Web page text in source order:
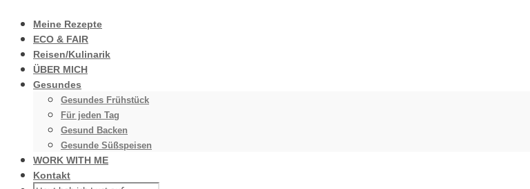
Meine Rezepte
ECO & FAIR
Reisen/Kulinarik
ÜBER MICH
Gesundes
Gesundes Frühstück
Für jeden Tag
Gesund Backen
Gesunde Süßspeisen
WORK WITH ME
Kontakt